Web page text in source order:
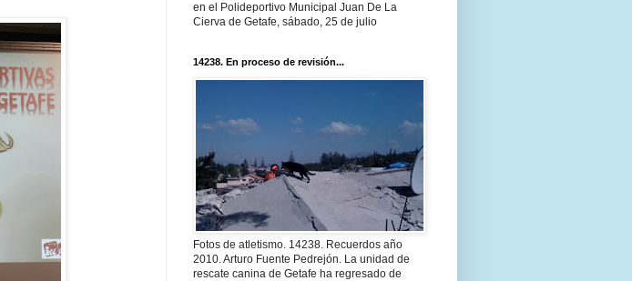
en el Polideportivo Municipal Juan De La
Cierva de Getafe, sábado, 25 de julio
14238. En proceso de revisión...
Fotos de atletismo. 14238. Recuerdos año
2010. Arturo Fuente Pedrejón. La unidad de
rescate canina de Getafe ha regresado de